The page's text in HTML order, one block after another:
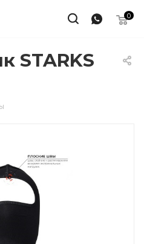
0
STARKS